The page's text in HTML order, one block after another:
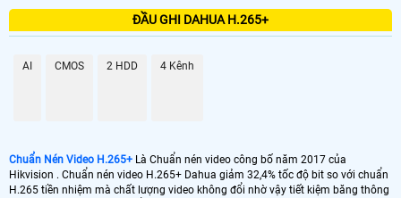
ĐẦU GHI DAHUA H.265+
AI CMOS 2 HDD 4 Kênh
Chuẩn Nén Video H.265+ Là Chuẩn nén video công bố năm 2017 của
Hikvision . Chuẩn nén video H.265+ Dahua giảm 32,4% tốc độ bit so với chuẩn
H.265 tiền nhiệm mà chất lượng video không đổi nhờ vậy tiết kiệm băng thông